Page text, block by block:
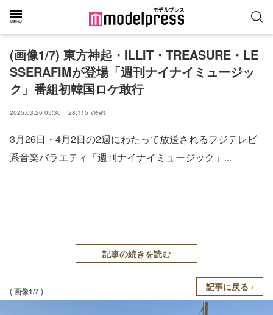
(画像1/7) 東方神起・ILLIT・TREASURE・LE
SSERAFIMが登場「週刊ナイナイミュージッ
ク」番組初韓国ロケ敢行
2025.03.26 05:30 28,115 views
3月26日・4月2日の2週にわたって放送されるフジテレビ
系音楽バラエティ「週刊ナイナイミュージック」...
記事の続きを読む
( 画像1/7 ) 記事に戻る